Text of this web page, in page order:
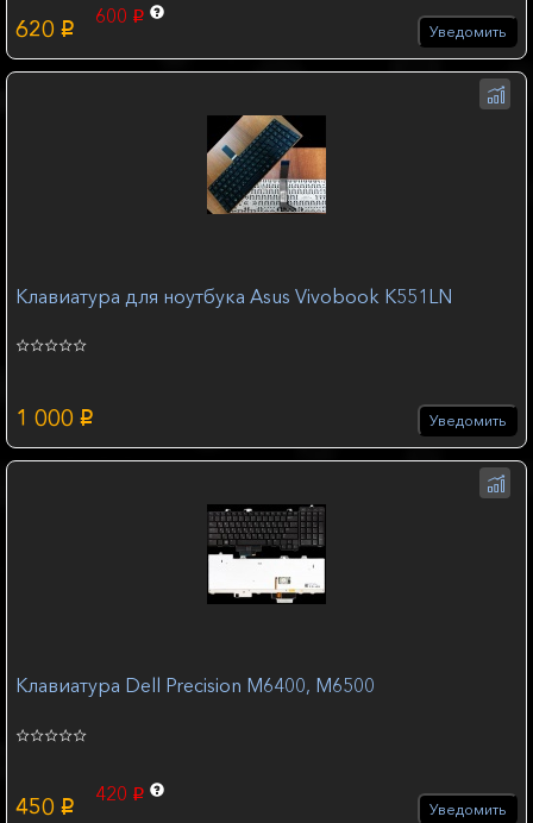
620 p
600 p
Уведомить
Клавиатура для ноутбука Asus Vivobook K551LN
1 000 p Уведомить
Клавиатура Dell Precision M6400, M6500
450 p
420 p
Уведомить